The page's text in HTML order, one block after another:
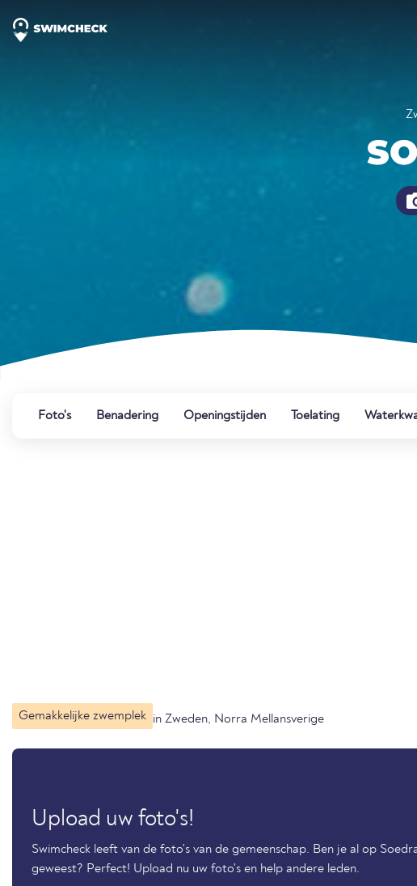
Foto's Benadering Openingstijden Toelating
Gemakkelijke zwemplek in Zweden, Norra Mellansverige
Upload uw foto's!
Swimcheck leeft van de foto's van de gemeenschap. Ben je al op
geweest? Perfect! Upload nu uw foto's en help andere leden.